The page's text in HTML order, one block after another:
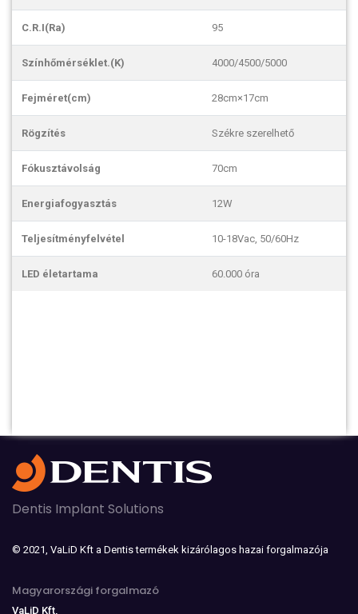
C.R.I(Ra) 95
Színhőmérséklet.(K) 4000/4500/5000
Fejméret(cm) 28cm×17cm
Rögzítés Székre szerelhető
Fókusztávolság 70cm
Energiafogyasztás 12W
Teljesítményfelvétel 10-18Vac, 50/60Hz
LED életartama 60.000 óra
Dentis Implant Solutions
© 2021, VaLiD Kft a Dentis termékek kizárólagos hazai forgalmazója
Magyarországi forgalmazó
VaLiD Kft,